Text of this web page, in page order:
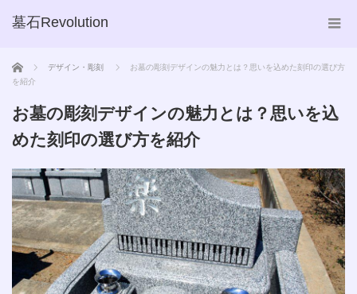
墓石Revolution
ホーム デザイン・彫刻
お墓の彫刻デザインの魅力とは？思いを込めた刻印の選び方
を紹介
お墓の彫刻デザインの魅力とは？思いを込
めた刻印の選び方を紹介